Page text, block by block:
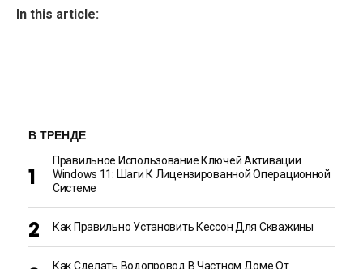
In this article:
В ТРЕНДЕ
Правильное Использование Ключей Активации
Windows 11: Шаги К Лицензированной Операционной
Системе
Как Правильно Установить Кессон Для Скважины
Как Сделать Водопровод В Частном Доме От